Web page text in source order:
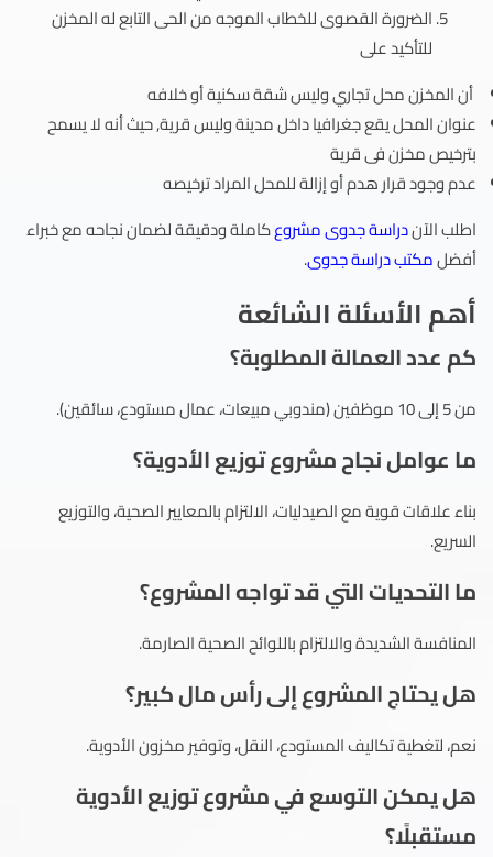
الضرورة القصوى للخطاب الموجه من الحى التابع له المخزن
للتأكيد على
أن المخزن محل تجاري وليس شقة سكنية أو خلافه
عنوان المحل يقع جغرافيا داخل مدينة وليس قرية, حيث أنه لا يسمح
بترخيص مخزن فى قرية
عدم وجود قرار هدم أو إزالة للمحل المراد ترخيصه
اطلب الآندراسة جدوى مشروعكاملة ودقيقة لضمان نجاحه مع خبراء
أفضلمكتب دراسة جدوى.
أهم الأسئلة الشائعة
كم عدد العمالة المطلوبة؟
من 5 إلى 10 موظفين (مندوبي مبيعات، عمال مستودع، سائقين).
ما عوامل نجاح مشروع توزيع الأدوية؟
بناء علاقات قوية مع الصيدليات، الالتزام بالمعايير الصحية، والتوزيع
السريع.
ما التحديات التي قد تواجه المشروع؟
المنافسة الشديدة والالتزام باللوائح الصحية الصارمة.
هل يحتاج المشروع إلى رأس مال كبير؟
نعم، لتغطية تكاليف المستودع، النقل، وتوفير مخزون الأدوية.
هل يمكن التوسع في مشروع توزيع الأدوية
مستقبلًا؟